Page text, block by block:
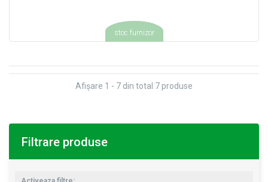
stoc furnizor
Afişare 1 - 7 din total 7 produse
Filtrare produse